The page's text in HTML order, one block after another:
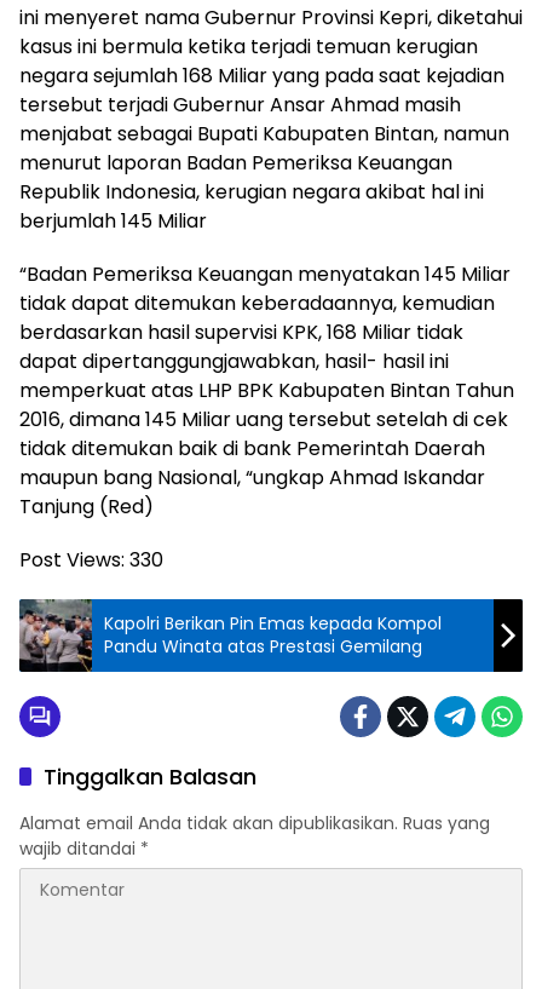
ini menyeret nama Gubernur Provinsi Kepri, diketahui
kasus ini bermula ketika terjadi temuan kerugian
negara sejumlah 168 Miliar yang pada saat kejadian
tersebut terjadi Gubernur Ansar Ahmad masih
menjabat sebagai Bupati Kabupaten Bintan, namun
menurut laporan Badan Pemeriksa Keuangan
Republik Indonesia, kerugian negara akibat hal ini
berjumlah 145 Miliar
“Badan Pemeriksa Keuangan menyatakan 145 Miliar
tidak dapat ditemukan keberadaannya, kemudian
berdasarkan hasil supervisi KPK, 168 Miliar tidak
dapat dipertanggungjawabkan, hasil- hasil ini
memperkuat atas LHP BPK Kabupaten Bintan Tahun
2016, dimana 145 Miliar uang tersebut setelah di cek
tidak ditemukan baik di bank Pemerintah Daerah
maupun bang Nasional, “ungkap Ahmad Iskandar
Tanjung (Red)
Post Views: 330
Kapolri Berikan Pin Emas kepada Kompol
Pandu Winata atas Prestasi Gemilang
Tinggalkan Balasan
Alamat email Anda tidak akan dipublikasikan. Ruas yang
wajib ditandai *